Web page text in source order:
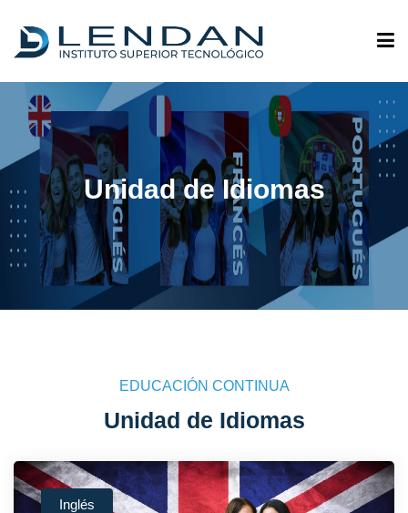
ADMISIONES
QUIÉNES SOMOS
OFERTA ACADÉMICA
INVESTIGACIÓN
CONTACTOS
Unidad de Idiomas
EDUCACIÓN CONTINUA
Unidad de Idiomas
Inglés